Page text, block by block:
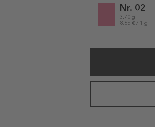
variationNr. 02
3.70 g
8,65 € / 1 g